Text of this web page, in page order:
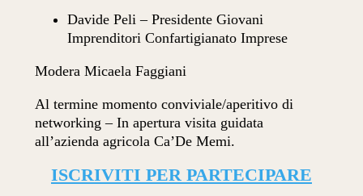
Davide Peli – Presidente Giovani
Imprenditori Confartigianato Imprese
Modera Micaela Faggiani
Al termine momento conviviale/aperitivo di
networking – In apertura visita guidata
all’azienda agricola Ca’De Memi.
ISCRIVITI PER PARTECIPARE